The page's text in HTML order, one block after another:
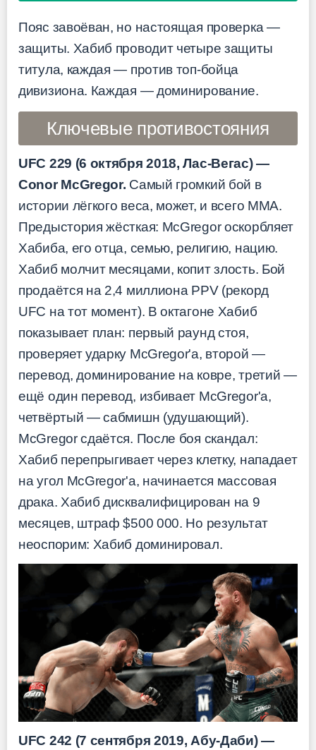
Пояс завоёван, но настоящая проверка —
защиты. Хабиб проводит четыре защиты
титула, каждая — против топ-бойца
дивизиона. Каждая — доминирование.
Ключевые противостояния
UFC 229 (6 октября 2018, Лас-Вегас) —
Conor McGregor. Самый громкий бой в
истории лёгкого веса, может, и всего ММА.
Предыстория жёсткая: McGregor оскорбляет
Хабиба, его отца, семью, религию, нацию.
Хабиб молчит месяцами, копит злость. Бой
продаётся на 2,4 миллиона PPV (рекорд
UFC на тот момент). В октагоне Хабиб
показывает план: первый раунд стоя,
проверяет ударку McGregor'а, второй —
перевод, доминирование на ковре, третий —
ещё один перевод, избивает McGregor'а,
четвёртый — сабмишн (удушающий).
McGregor сдаётся. После боя скандал:
Хабиб перепрыгивает через клетку, нападает
на угол McGregor'а, начинается массовая
драка. Хабиб дисквалифицирован на 9
месяцев, штраф $500 000. Но результат
неоспорим: Хабиб доминировал.
UFC 242 (7 сентября 2019, Абу-Даби) —